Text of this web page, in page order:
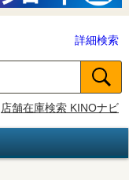
詳細検索
店舗在庫検索 KINOナビ